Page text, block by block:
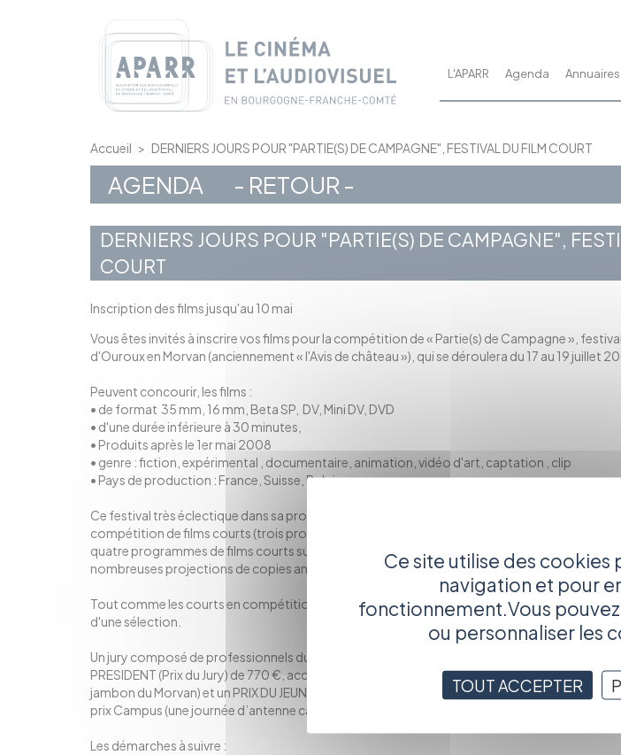
L'APARR Agenda Annuaires
Accueil > DERNIERS JOURS POUR "PARTIE(S) DE CAMPAGNE", FESTIVAL DU FILM COURT
AGENDA - RETOUR -
DERNIERS JOURS POUR "PARTIE(S) DE CAMPAGNE",
COURT
Inscription des films jusqu'au 10 mai
Vous êtes invités à inscrire vos films pour la compétition de « Partie(s) de Campagne »,
d'Ouroux en Morvan (anciennement « l'Avis de château »), qui se déroulera du 17 au 19 juillet
Peuvent concourir, les films :
• de format 35 mm, 16 mm, Beta SP, DV, Mini DV, DVD
• d'une durée inférieure à 30 minutes,
• Produits après le 1er mai 2008
• genre : fiction, expérimental , documentaire, animation, vidéo d'art, captation , clip
• Pays de production : France, Suisse, Belgique
Ce festival très éclectique dans sa programmation est organisé par l'association SCENI QUA
compétition de films courts (trois programmes), une compétition de films courts jeune public
quatre programmes de films courts sur thématique « A TABLE ! », ainsi que deux ciné concert
nombreuses projections de copies anciennes.
Tout comme les courts en compétition, les films courts hors-compétition et jeune public
d'une sélection.
Un jury composé de professionnels du spectacle et du cinéma et de personnalités locales
PRESIDENT (Prix du Jury) de 770 €, accompagné d’un jambon du Morvan et le public décernera
jambon du Morvan) et un PRIX DU JEUNE PUBLIC (1 jambon du Morvan). L'équipe de Radio
prix Campus (une journée d’antenne carte blanche).
Les démarches à suivre :
Ce site utilise des
navigation et pour
fonctionnement.Vous
ou personnaliser les
TOUT ACCEPTER